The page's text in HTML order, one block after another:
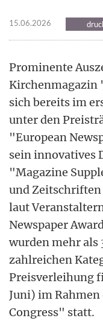
15.06.2026
Prominente
Kirchenmagazin
sich bereits im
unter den
"European
sein innovatives
"Magazine
und Zeitschriften
laut
Newspaper
wurden mehr als
zahlreichen
Preisverleihung
Juni) im
Congress" statt.